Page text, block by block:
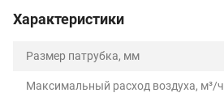
Характеристики
Размер патрубка, мм
Максимальный расход воздуха, м³/ч